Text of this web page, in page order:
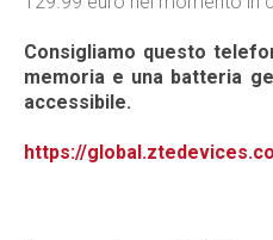
Consigliamo questo
memoria e una batteria
accessibile.
https://